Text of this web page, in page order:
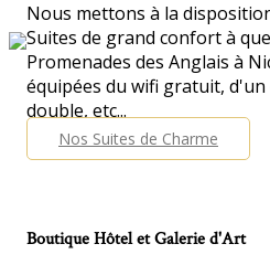
Nous mettons à la
Suites de grand confort à
Promenades des Anglais à
équipées du wifi gratuit,
double, etc...
Nos Suites de Charme
Boutique Hôtel et Galerie d'Art